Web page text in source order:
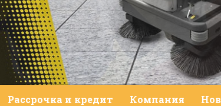
Рассрочка и кредит Компания